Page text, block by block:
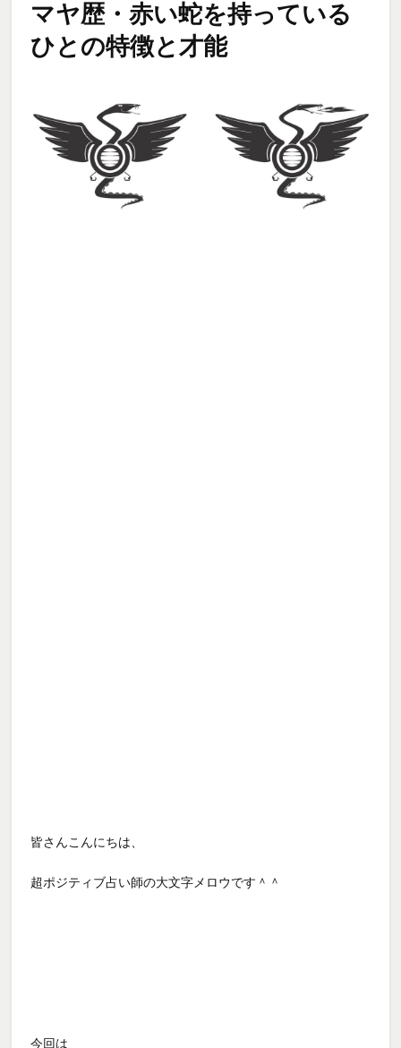
マヤ歴・赤い蛇を持っている
ひとの特徴と才能
皆さんこんにちは、
超ポジティブ占い師の大文字メロウです＾＾
今回は